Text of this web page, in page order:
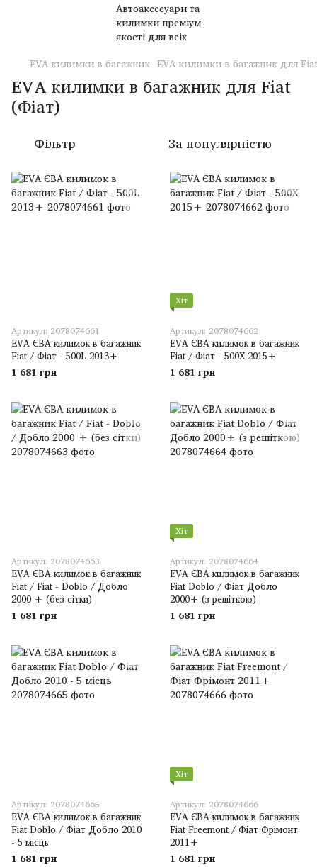
EVA килимки в багажник EVA килимки в багажник для
EVA килимки в багажник для Fiat
(Фіат)
Фільтр За популярністю
Артикул: 2078074661
EVA ЄВА килимок в багажник
Fiat / Фіат - 500L 2013+
1 681 грн
Хіт
Артикул: 2078074662
EVA ЄВА килимок в багажник
Fiat / Фіат - 500X 2015+
1 681 грн
Артикул: 2078074663
EVA ЄВА килимок в багажник
Fiat / Fiat - Doblo / Добло
2000 + (без сітки)
1 681 грн
Хіт
Артикул: 2078074664
EVA ЄВА килимок в багажник
Fiat Doblo / Фіат Добло
2000+ (з решіткою)
1 681 грн
Артикул: 2078074665
EVA ЄВА килимок в багажник
Fiat Doblo / Фіат Добло 2010
- 5 місць
1 681 грн
Хіт
Артикул: 2078074666
EVA ЄВА килимок в багажник
Fiat Freemont / Фіат Фрімонт
2011+
1 681 грн